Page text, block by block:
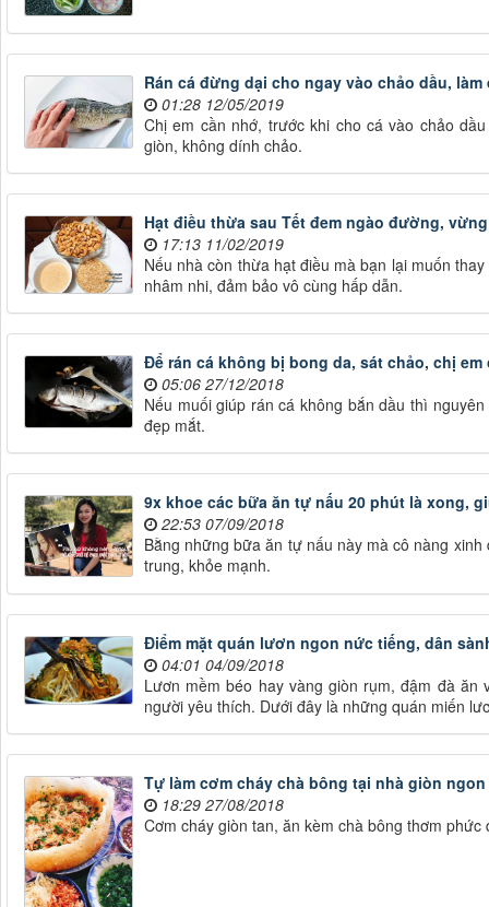
Rán cá đừng dại cho ngay vào chảo dầu,
01:28 12/05/2019
Chị em cần nhớ, trước khi cho cá vào chảo
giòn, không dính chảo.
Hạt điều thừa sau Tết đem ngào đường,
17:13 11/02/2019
Nếu nhà còn thừa hạt điều mà bạn lại muốn
nhâm nhi, đảm bảo vô cùng hấp dẫn.
Để rán cá không bị bong da, sát chảo, chị
05:06 27/12/2018
Nếu muối giúp rán cá không bắn dầu thì
đẹp mắt.
9x khoe các bữa ăn tự nấu 20 phút là xong,
22:53 07/09/2018
Bằng những bữa ăn tự nấu này mà cô nàng
trung, khỏe mạnh.
Điểm mặt quán lươn ngon nức tiếng, dân
04:01 04/09/2018
Lươn mềm béo hay vàng giòn rụm, đậm đà
người yêu thích. Dưới đây là những quán miến
Tự làm cơm cháy chà bông tại nhà giòn
18:29 27/08/2018
Cơm cháy giòn tan, ăn kèm chà bông thơm